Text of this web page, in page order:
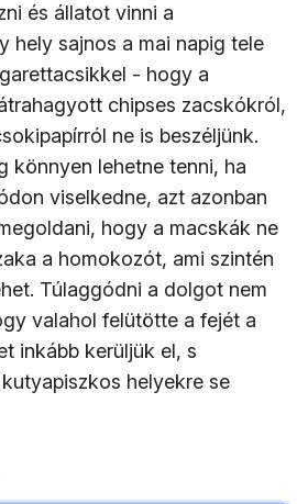
és állatot vinni a
hely sajnos a mai napig tele
- hogy a
chipses zacskókról,
ne is beszéljünk.
könnyen lehetne tenni, ha
viselkedne, azt azonban
hogy a macskák ne
a homokozót, ami szintén
Túlaggódni a dolgot nem
valahol felütötte a fejét a
inkább kerüljük el, s
helyekre se